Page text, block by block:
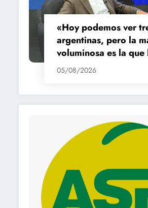
«Hoy podemos ver
argentinas, pero la
voluminosa es la que
está pasando mal»
05/08/2026